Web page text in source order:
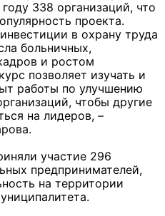
338 организаций, что
проекта.
в охрану труда
больничных,
и ростом
позволяет изучать и
работы по улучшению
чтобы другие
на лидеров, –
участие 296
предпринимателей,
на территории